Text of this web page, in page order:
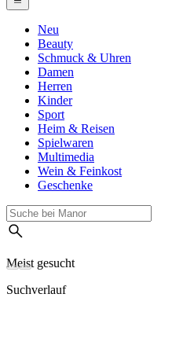
Neu
Beauty
Schmuck & Uhren
Damen
Herren
Kinder
Sport
Heim & Reisen
Spielwaren
Multimedia
Wein & Feinkost
Geschenke
Meist gesucht
Suchverlauf